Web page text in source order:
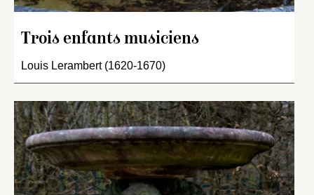
Trois enfants musiciens
Louis Lerambert (1620-1670)